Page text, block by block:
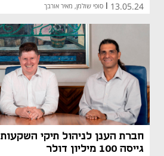
13.05.24 סופי שולמן, מאיר אורבך
גייסה 100 מיליון דולר